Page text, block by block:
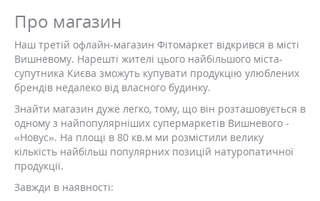
Про магазин
Наш третій офлайн-магазин Фітомаркет відкрився в місті
Вишневому. Нарешті жителі цього найбільшого міста-
супутника Києва зможуть купувати продукцію улюблених
брендів недалеко від власного будинку.
Знайти магазин дуже легко, тому, що він розташовується в
одному з найпопулярніших супермаркетів Вишневого -
«Новус». На площі в 80 кв.м ми розмістили велику
кількість найбільш популярних позицій натуропатичної
продукції.
Завжди в наявності: